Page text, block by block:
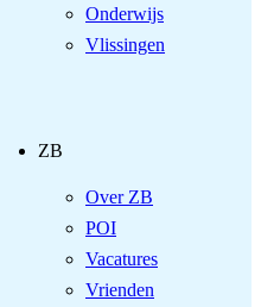
Onderwijs
Vlissingen
ZB
Over ZB
POI
Vacatures
Vrienden